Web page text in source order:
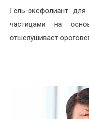
Гель-эксфолиант
частицами на
отшелушивает